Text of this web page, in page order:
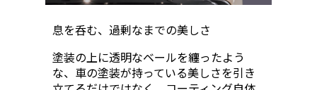
息を呑む、過剰なまでの美しさ
塗装の上に透明なベールを纏ったよう
な、車の塗装が持っている美しさを引き